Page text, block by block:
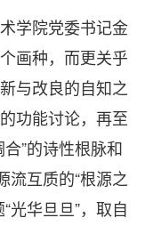
学院党委书记金
画种，而更关乎
与改良的自知之
功能讨论，再至
”的诗性根脉和
流互质的“根源之
华旦旦”，取自